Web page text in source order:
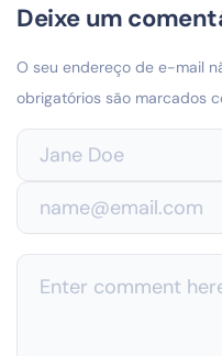
Deixe um
O seu endereço de e-mail
obrigatórios são marcados